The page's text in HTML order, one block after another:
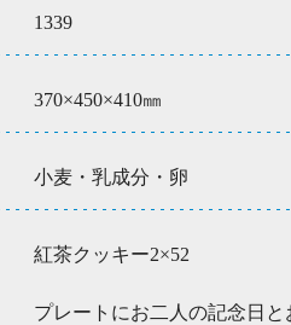
1339
370×450×410㎜
小麦・乳成分・卵
紅茶クッキー2×52
プレートにお二人の記念日